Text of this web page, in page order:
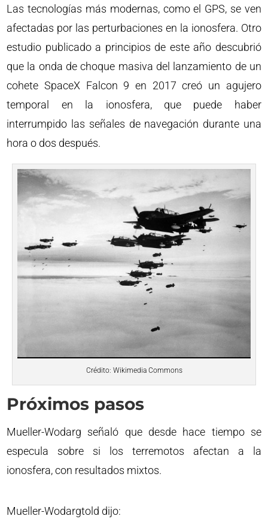
Las tecnologías más modernas, como el GPS, se ven
afectadas por las perturbaciones en la ionosfera. Otro
estudio publicado a principios de este año descubrió
que la onda de choque masiva del lanzamiento de un
cohete SpaceX Falcon 9 en 2017 creó un agujero
temporal en la ionosfera, que puede haber
interrumpido las señales de navegación durante una
hora o dos después.
Crédito: Wikimedia Commons
Próximos pasos
Mueller-Wodarg señaló que desde hace tiempo se
especula sobre si los terremotos afectan a la
ionosfera, con resultados mixtos.
Mueller-Wodargtold dijo: